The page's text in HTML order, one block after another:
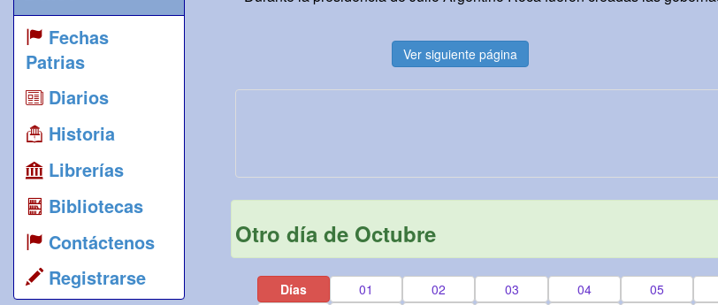
Fechas
Patrias
Diarios
Historia
Librerías
Bibliotecas
Contáctenos
Registrarse
Ver siguiente página
Otro día de Octubre
Días 01 02 03 04 05